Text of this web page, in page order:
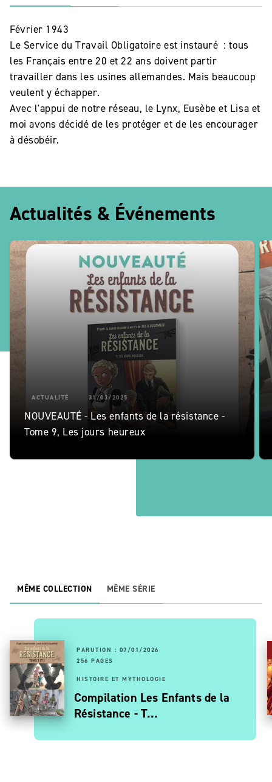
Février 1943
Le Service du Travail Obligatoire est instauré : tous
les Français entre 20 et 22 ans doivent partir
travailler dans les usines allemandes. Mais beaucoup
veulent y échapper.
Avec l'appui de notre réseau, le Lynx, Eusèbe et Lisa et
moi avons décidé de les protéger et de les encourager
à désobéir.
Actualités & Événements
ACTUALITÉ 31/03/2025
NOUVEAUTÉ - Les enfants de la résistance -
Tome 9, Les jours heureux
MÊME COLLECTION MÊME SÉRIE
PARUTION : 07/01/2026
256 PAGES
HISTOIRE ET MYTHOLOGIE
Compilation Les Enfants de la
Résistance - T…